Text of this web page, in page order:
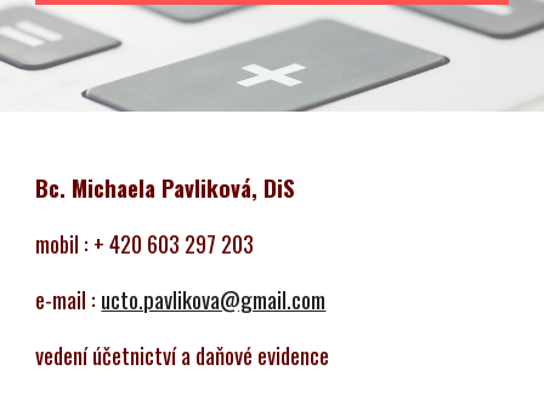
Bc. Michaela Pavliková, DiS
mobil : + 420 603 297 203
e-mail : ucto.pavlikova@gmail.com
vedení účetnictví a daňové evidence